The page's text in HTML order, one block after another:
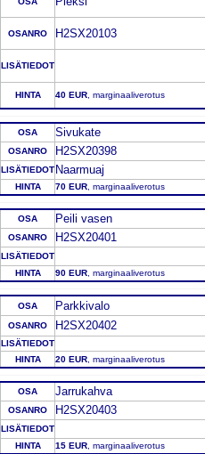
OSANRO H2SX20103
LISÄTIEDOT
HINTA 40 EUR , marginaaliverotus
OSA Sivukate
OSANRO H2SX20398
LISÄTIEDOT Naarmuaj
HINTA 70 EUR , marginaaliverotus
OSA Peili vasen
OSANRO H2SX20401
LISÄTIEDOT
HINTA
90 EUR , marginaaliverotus
OSA Parkkivalo
OSANRO H2SX20402
LISÄTIEDOT
HINTA
20 EUR , marginaaliverotus
OSA Jarrukahva
OSANRO H2SX20403
LISÄTIEDOT
HINTA
15 EUR , marginaaliverotus